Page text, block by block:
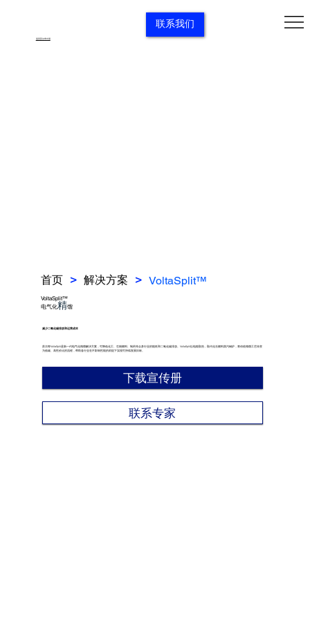
返回苏尔寿中国
联系我们
首页 >解决方案 > VoltaSplit™
VoltaSplit™
电气化精馏
减少二氧化碳排放和运营成本
苏尔寿VoltaSplit是新一代电气化精馏解决方案，可降低化工、生物燃料、制药等众多行业的能耗和二氧化碳排放。VoltaSplit以电能取热，取代化石燃料蒸汽锅炉，将传统精馏工艺转变
为低碳、高性价比的流程，帮助各行业在不影响性能的前提下实现可持续发展目标。
下载宣传册
联系专家